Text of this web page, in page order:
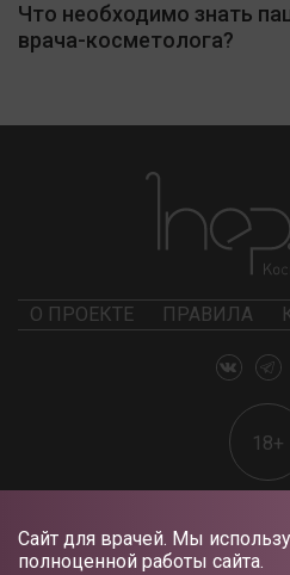
Сайт для врачей. Мы
полноценной работы сайта.
Что необходимо знать
врача-косметолога?
О ПРОЕКТЕ ПРАВИЛА
18+